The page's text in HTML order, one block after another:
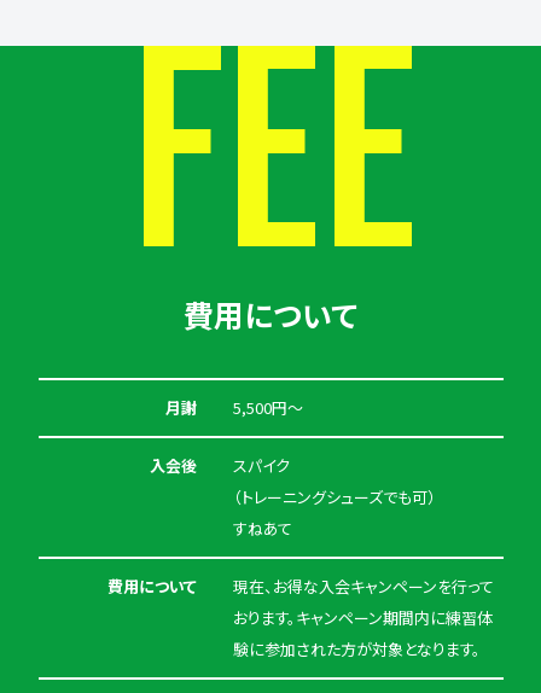
FEE
費用について
月謝 5,500円〜
入会後
スパイク
（トレーニングシューズでも可）
すねあて
費用について
現在、お得な入会キャンペーンを行って
おります。キャンペーン期間内に練習体
験に参加された方が対象となります。